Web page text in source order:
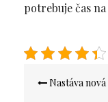
potrebuje čas
Navigace
proNastáva nová